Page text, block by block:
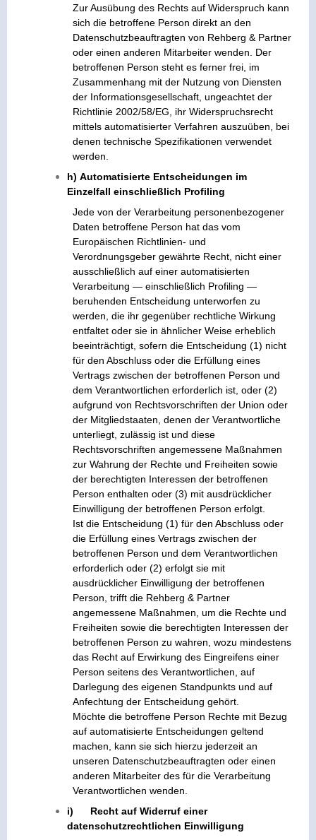
Zur Ausübung des Rechts auf Widerspruch kann
sich die betroffene Person direkt an den
Datenschutzbeauftragten von Rehberg & Partner
oder einen anderen Mitarbeiter wenden. Der
betroffenen Person steht es ferner frei, im
Zusammenhang mit der Nutzung von Diensten
der Informationsgesellschaft, ungeachtet der
Richtlinie 2002/58/EG, ihr Widerspruchsrecht
mittels automatisierter Verfahren auszuüben, bei
denen technische Spezifikationen verwendet
werden.
h) Automatisierte Entscheidungen im
Einzelfall einschließlich Profiling
Jede von der Verarbeitung personenbezogener
Daten betroffene Person hat das vom
Europäischen Richtlinien- und
Verordnungsgeber gewährte Recht, nicht einer
ausschließlich auf einer automatisierten
Verarbeitung — einschließlich Profiling —
beruhenden Entscheidung unterworfen zu
werden, die ihr gegenüber rechtliche Wirkung
entfaltet oder sie in ähnlicher Weise erheblich
beeinträchtigt, sofern die Entscheidung (1) nicht
für den Abschluss oder die Erfüllung eines
Vertrags zwischen der betroffenen Person und
dem Verantwortlichen erforderlich ist, oder (2)
aufgrund von Rechtsvorschriften der Union oder
der Mitgliedstaaten, denen der Verantwortliche
unterliegt, zulässig ist und diese
Rechtsvorschriften angemessene Maßnahmen
zur Wahrung der Rechte und Freiheiten sowie
der berechtigten Interessen der betroffenen
Person enthalten oder (3) mit ausdrücklicher
Einwilligung der betroffenen Person erfolgt.
Ist die Entscheidung (1) für den Abschluss oder
die Erfüllung eines Vertrags zwischen der
betroffenen Person und dem Verantwortlichen
erforderlich oder (2) erfolgt sie mit
ausdrücklicher Einwilligung der betroffenen
Person, trifft die Rehberg & Partner
angemessene Maßnahmen, um die Rechte und
Freiheiten sowie die berechtigten Interessen der
betroffenen Person zu wahren, wozu mindestens
das Recht auf Erwirkung des Eingreifens einer
Person seitens des Verantwortlichen, auf
Darlegung des eigenen Standpunkts und auf
Anfechtung der Entscheidung gehört.
Möchte die betroffene Person Rechte mit Bezug
auf automatisierte Entscheidungen geltend
machen, kann sie sich hierzu jederzeit an
unseren Datenschutzbeauftragten oder einen
anderen Mitarbeiter des für die Verarbeitung
Verantwortlichen wenden.
i) Recht auf Widerruf einer
datenschutzrechtlichen Einwilligung